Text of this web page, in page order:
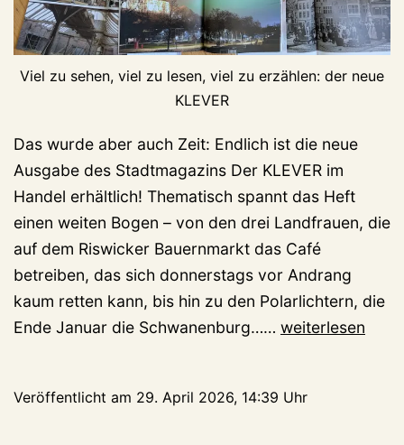
Viel zu sehen, viel zu lesen, viel zu erzählen: der neue
KLEVER
Das wurde aber auch Zeit: Endlich ist die neue
Ausgabe des Stadtmagazins Der KLEVER im
Handel erhältlich! Thematisch spannt das Heft
einen weiten Bogen – von den drei Landfrauen, die
auf dem Riswicker Bauernmarkt das Café
betreiben, das sich donnerstags vor Andrang
kaum retten kann, bis hin zu den Polarlichtern, die
Ende Januar die Schwanenburg…… Der
ist
weiterlesen
Veröffentlicht am 29. April 2026, 14:39 Uhr